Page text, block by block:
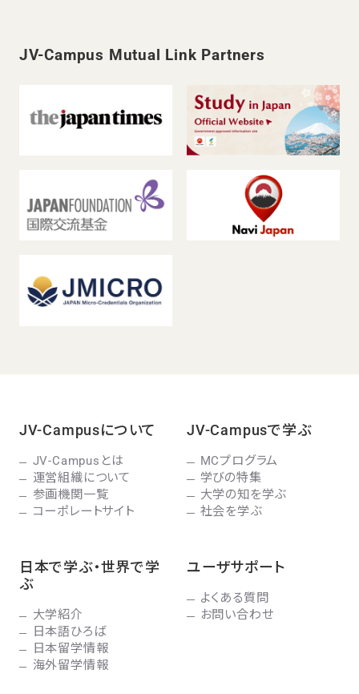
JV-Campus Mutual Link Partners
JV-Campusについて
JV-Campusとは
運営組織について
参画機関一覧
コーポレートサイト
JV-Campusで学ぶ
MCプログラム
学びの特集
大学の知を学ぶ
社会を学ぶ
日本で学ぶ・世界で学
ぶ
大学紹介
日本語ひろば
日本留学情報
海外留学情報
ユーザサポート
よくある質問
お問い合わせ